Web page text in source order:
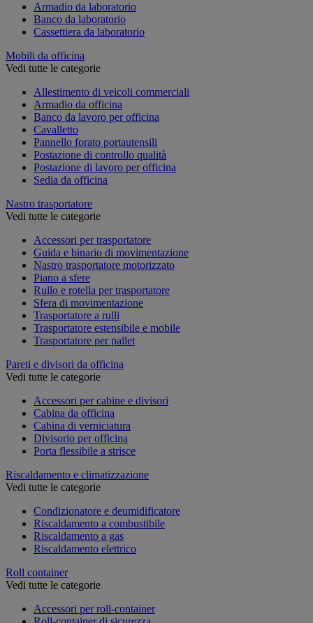
Armadio da laboratorio
Banco da laboratorio
Cassettiera da laboratorio
Mobili da officina
Vedi tutte le categorie
Allestimento di veicoli commerciali
Armadio da officina
Banco da lavoro per officina
Cavalletto
Pannello forato portautensili
Postazione di controllo qualità
Postazione di lavoro per officina
Sedia da officina
Nastro trasportatore
Vedi tutte le categorie
Accessori per trasportatore
Guida e binario di movimentazione
Nastro trasportatore motorizzato
Piano a sfere
Rullo e rotella per trasportatore
Sfera di movimentazione
Trasportatore a rulli
Trasportatore estensibile e mobile
Trasportatore per pallet
Pareti e divisori da officina
Vedi tutte le categorie
Accessori per cabine e divisori
Cabina da officina
Cabina di verniciatura
Divisorio per officina
Porta flessibile a strisce
Riscaldamento e climatizzazione
Vedi tutte le categorie
Condizionatore e deumidificatore
Riscaldamento a combustibile
Riscaldamento a gas
Riscaldamento elettrico
Roll container
Vedi tutte le categorie
Accessori per roll-container